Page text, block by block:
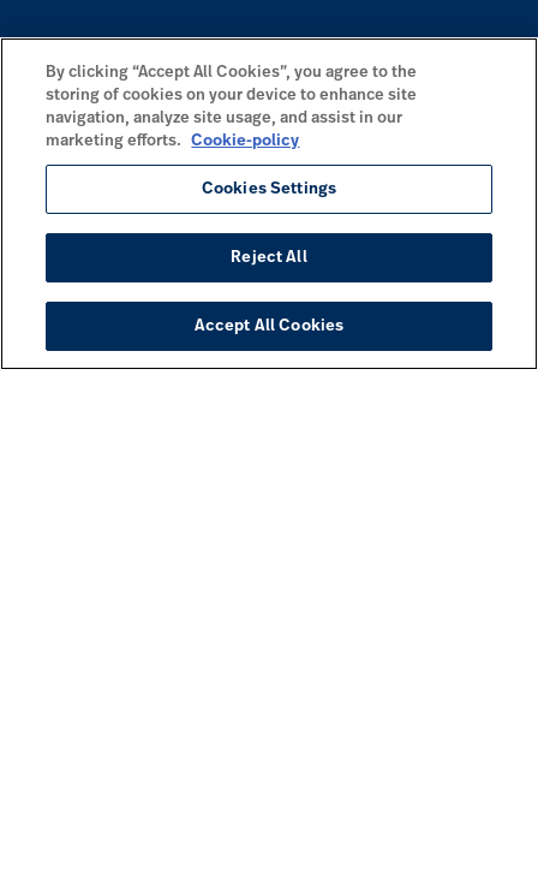
By clicking “Accept All Cookies”, you agree to the
storing of cookies on your device to enhance site
navigation, analyze site usage, and assist in our
marketing efforts.
Cookie-policy
Cookies Settings
Reject All
Accept All Cookies